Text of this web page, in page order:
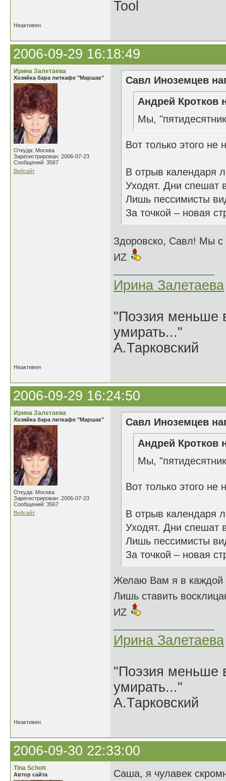
Tool
Неактивен
2006-09-29 16:18:49
Ирина Залетаева
Хозяйка бара литкафе "Маршак"
Откуда: Москва
Зарегистрирован: 2006-07-23
Сообщений: 3567
Вебсайт
Савл Иноземцев
Андрей Кротков
Мы,
Вот только этого не
В отрыв календаря
Уходят. Дни спешат
Лишь пессимисты
За точкой – новая
Здоровско, Савл! Мы с
ИZ
Ирина Залетаева
"Поэзия меньше
умирать..."
А.Тарковский
Неактивен
2006-09-29 16:24:50
Ирина Залетаева
Хозяйка бара литкафе "Маршак"
Откуда: Москва
Зарегистрирован: 2006-07-23
Сообщений: 3567
Вебсайт
Савл Иноземцев
Андрей Кротков
Мы,
Вот только этого не
В отрыв календаря
Уходят. Дни спешат
Лишь пессимисты
За точкой – новая
Желаю Вам я в каждой
Лишь ставить
ИZ
Ирина Залетаева
"Поэзия меньше
умирать..."
А.Тарковский
Неактивен
2006-09-30 22:33:00
Tina Schott
Автор сайта
Саша, я чулавек